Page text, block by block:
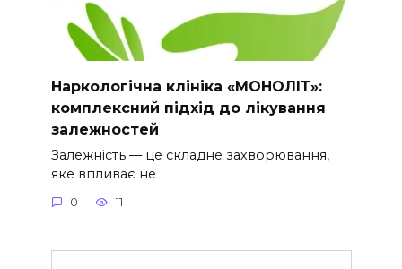
Наркологічна клініка «МОНОЛІТ»:
комплексний підхід до лікування
залежностей
Залежність — це складне захворювання,
яке впливає не
0 11